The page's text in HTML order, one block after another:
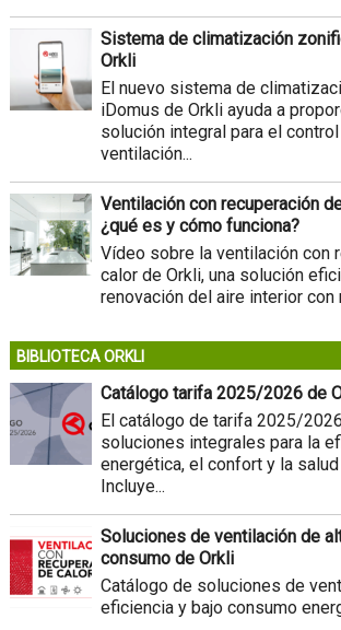
Sistema de climatización
Orkli
El nuevo sistema de
iDomus de Orkli ayuda a
solución integral para el
ventilación...
Ventilación con recuperación
¿qué es y cómo funciona?
Vídeo sobre la ventilación con
calor de Orkli, una solución
renovación del aire interior con
BIBLIOTECA ORKLI
Catálogo tarifa 2025/2026 de
El catálogo de tarifa 2025/
soluciones integrales para la
energética, el confort y la salud
Incluye...
Soluciones de ventilación de
consumo de Orkli
Catálogo de soluciones de
eficiencia y bajo consumo